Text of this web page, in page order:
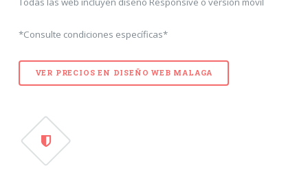
*Consulte condiciones específicas*
VER PRECIOS EN DISEÑO WEB MALAGA